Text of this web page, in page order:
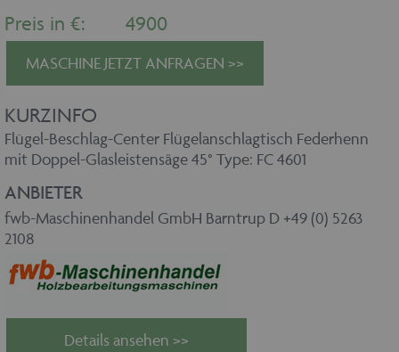
Preis in €: 4900
MASCHINE JETZT ANFRAGEN >>
KURZINFO
Flügel-Beschlag-Center Flügelanschlagtisch Federhenn
mit Doppel-Glasleistensäge 45° Type: FC 4601
ANBIETER
fwb-Maschinenhandel GmbH Barntrup D +49 (0) 5263
2108
Details ansehen >>